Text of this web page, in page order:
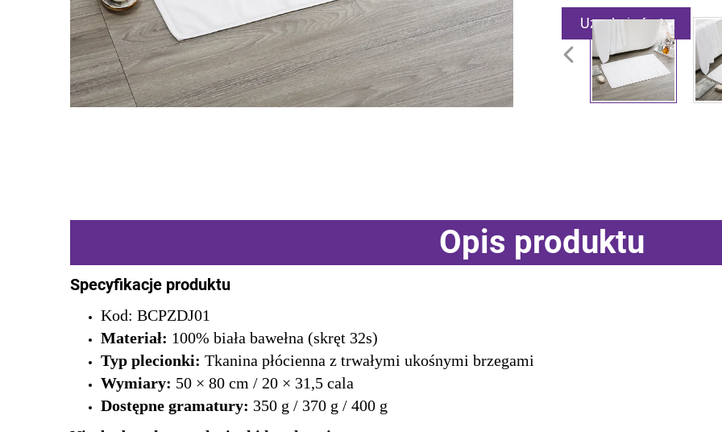
Uzyskaj ofertę
Opis produktu
Specyfikacje produktu
Kod: BCPZDJ01
Materiał: 100% biała bawełna (skręt 32s)
Typ plecionki: Tkanina płócienna z trwałymi ukośnymi brzegami
Wymiary: 50 × 80 cm / 20 × 31,5 cala
Dostępne gramatury: 350 g / 370 g / 400 g